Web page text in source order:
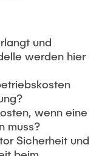
und
werden hier
wenn eine
muss?
Sicherheit und